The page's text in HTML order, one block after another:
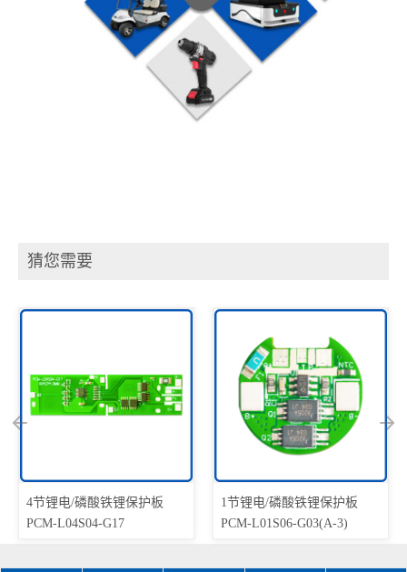
猜您需要
4节锂电/磷酸铁锂保护板
PCM-L04S04-G17
1节锂电/磷酸铁锂保护板
PCM-L01S06-G03(A-3)